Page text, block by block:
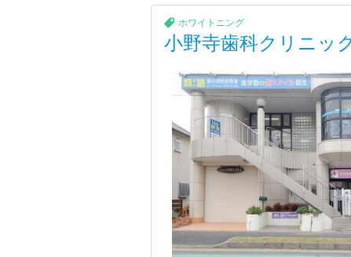
ホワイトニング
小野寺歯科クリニッ